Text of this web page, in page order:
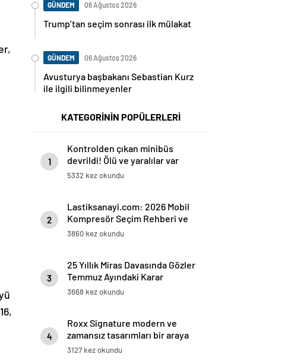
GÜNDEM 06 Ağustos 2026
Trump’tan seçim sonrası ilk mülakat
GÜNDEM 06 Ağustos 2026
Avusturya başbakanı Sebastian Kurz
ile ilgili bilinmeyenler
KATEGORİNİN POPÜLERLERİ
1
Kontrolden çıkan minibüs
devrildi! Ölü ve yaralılar var
5332 kez okundu
2
Lastiksanayi.com: 2026 Mobil
Kompresör Seçim Rehberi ve
Verimlilik Analizi
3860 kez okundu
3
25 Yıllık Miras Davasında Gözler
Temmuz Ayındaki Karar
Duruşmasına Çevrildi
3668 kez okundu
4
Roxx Signature modern ve
zamansız tasarımları bir araya
getiriyor
3127 kez okundu